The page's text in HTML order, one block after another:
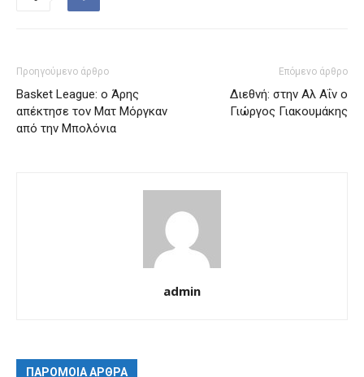
Προηγούμενο άρθρο
Basket League: ο Άρης
απέκτησε τον Ματ Μόργκαν
από την Μπολόνια
Επόμενο άρθρο
Διεθνή: στην Αλ Αΐν ο
Γιώργος Γιακουμάκης
admin
ΠΑΡΟΜΟΙΑ ΑΡΘΡΑ